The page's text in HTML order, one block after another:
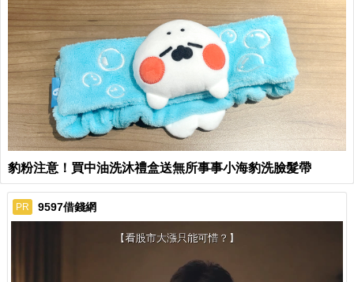
豹粉注意！買中油洗沐禮盒送無所事事小海豹洗臉髮帶
PR 9597借錢網